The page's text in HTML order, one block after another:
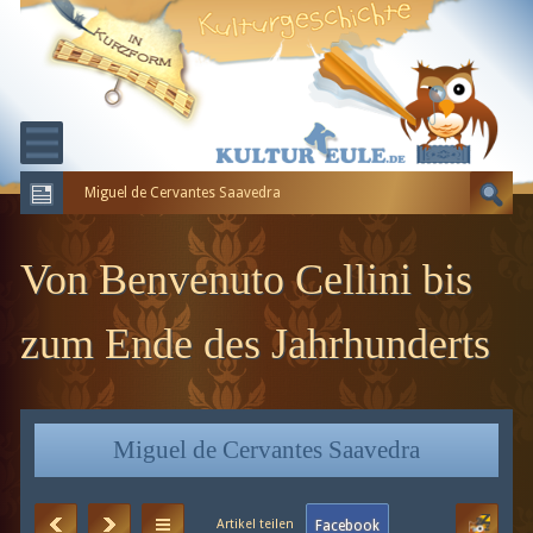
KULTURGESCHICHTE
ERDGESCHICHTE
EVOLUTION
Miguel de Cervantes Saavedra
Von Benvenuto Cellini bis
zum Ende des Jahrhunderts
Miguel de Cervantes Saavedra